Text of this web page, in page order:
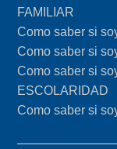
FAMILIAR
Como saber si
Como saber si
Como saber si
ESCOLARIDAD
Como saber si